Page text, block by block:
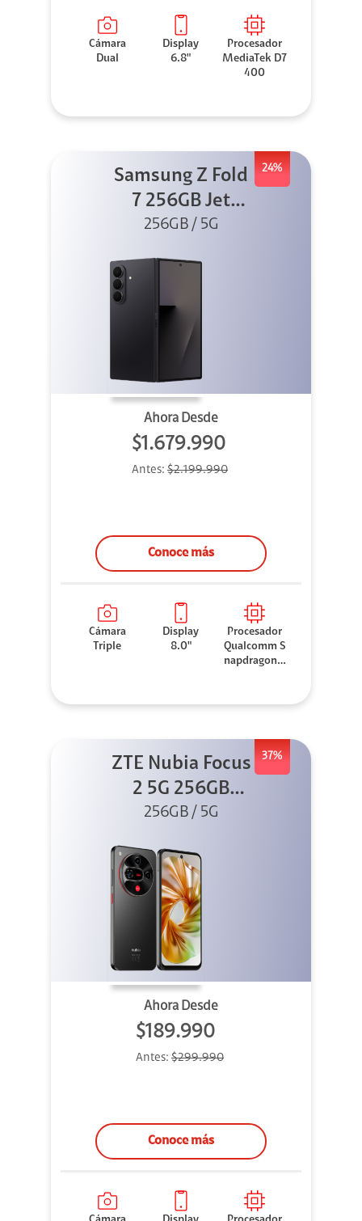
Cámara
Dual
Display
6.8"
Procesador
MediaTek D7
400
24%
Samsung Z Fold
7 256GB Jet
Black
256GB / 5G
Ahora Desde
$1.679.990
Antes: $2.199.990
Conoce más
Cámara
Triple
Display
8.0"
Procesador
Qualcomm S
napdragon 8
37%
ZTE Nubia Focus
2 5G 256GB
Negro
256GB / 5G
Ahora Desde
$189.990
Antes: $299.990
Conoce más